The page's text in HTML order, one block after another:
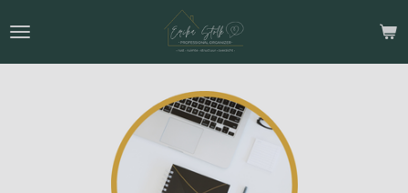
naar